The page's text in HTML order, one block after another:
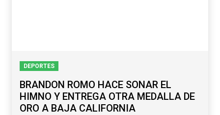
DEPORTES
BRANDON ROMO HACE SONAR EL
HIMNO Y ENTREGA OTRA MEDALLA DE
ORO A BAJA CALIFORNIA